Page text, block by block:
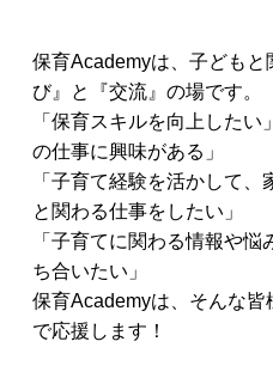
保育Academyは、子ども
び』と『交流』の場です。
「保育スキルを向上した
の仕事に興味がある」
「子育て経験を活かして
と関わる仕事をしたい」
「子育てに関わる情報や
ち合いたい」
保育Academyは、そんな
で応援します！